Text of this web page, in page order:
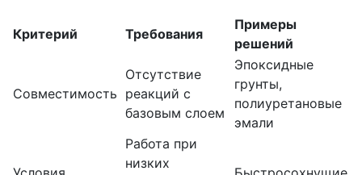
Критерий Требования
Примеры
решений
Совместимость
Отсутствие
реакций с
базовым слоем
Эпоксидные
грунты,
полиуретановые
эмали
Работа при
низких